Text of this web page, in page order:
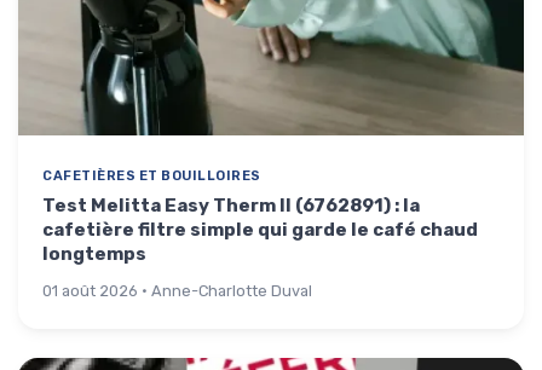
CAFETIÈRES ET BOUILLOIRES
Test Melitta Easy Therm II (6762891) : la
cafetière filtre simple qui garde le café chaud
longtemps
01 août 2026 · Anne-Charlotte Duval